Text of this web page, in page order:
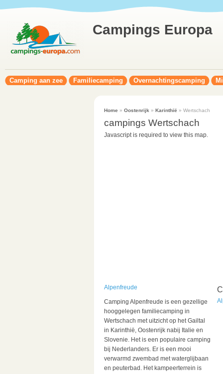
Campings Europa
Camping aan zee Familiecamping Overnachtingscamping
Home » Oostenrijk » Karinthië » Wertschach
campings Wertschach
Javascript is required to view this map.
Alpenfreude
Camping Alpenfreude is een gezellige
hooggelegen familiecamping in
Wertschach met uitzicht op het Gailtal
in Karinthië, Oostenrijk nabij Italie en
Slovenie. Het is een populaire camping
bij Nederlanders. Er is een mooi
verwarmd zwembad met waterglijbaan
en peuterbad. Het kampeerterrein is